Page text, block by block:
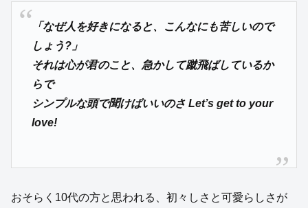
「なぜ人を好きになると、こんなにも苦しいので
しょう?」
それは心が君のこと、急かして蹴飛ばしているか
らで
シンプルな頭で聞けばいいのさ Let’s get to your
love!
おそらく10代の方と思われる、初々しさと可愛らしさが